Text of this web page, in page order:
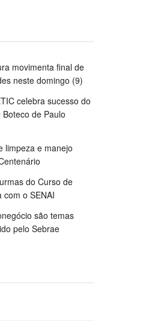
movimenta final de
neste domingo (9)
celebra sucesso do
de Paulo
limpeza e manejo
do Curso de
o SENAI
são temas
pelo Sebrae